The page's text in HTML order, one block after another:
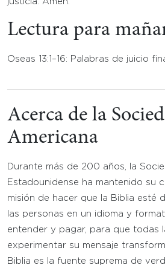
Lectura para
Oseas 13:1–16: Palabras de juicio
Acerca de la
Americana
Durante más de 200 años, la
Estadounidense ha mantenido su
misión de hacer que la Biblia esté
las personas en un idioma y
entender y pagar, para que todas
experimentar su mensaje
Biblia es la fuente suprema de